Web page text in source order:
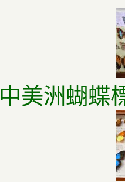
中美洲蝴蝶